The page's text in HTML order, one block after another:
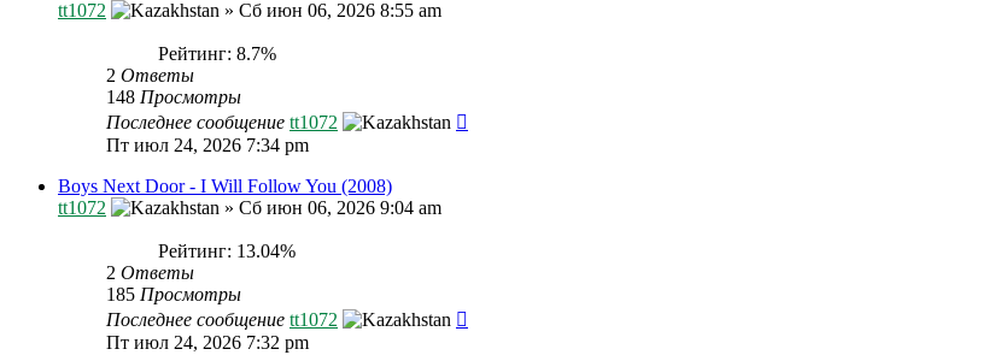
tt1072
» Сб июн 06, 2026 8:55 am
Рейтинг: 8.7%
2 Ответы
148 Просмотры
Последнее сообщение tt1072
Пт июл 24, 2026 7:34 pm
Boys Next Door - I Will Follow You (2008)
tt1072
» Сб июн 06, 2026 9:04 am
Рейтинг: 13.04%
2 Ответы
185 Просмотры
Последнее сообщение tt1072
Пт июл 24, 2026 7:32 pm